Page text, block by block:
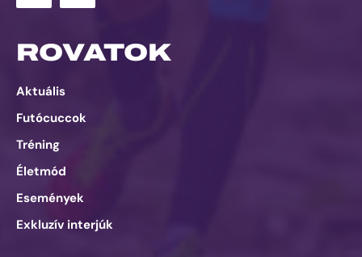
ROVATOK
Aktuális
Futócuccok
Tréning
Életmód
Események
Exkluzív interjúk